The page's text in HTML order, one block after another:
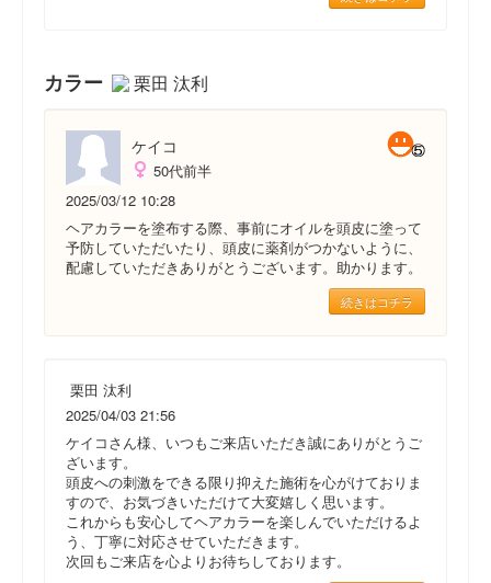
カラー 栗田 汰利
ケイコ
50代前半
2025/03/12 10:28
ヘアカラーを塗布する際、事前にオイルを頭皮に塗って
予防していただいたり、頭皮に薬剤がつかないように、
配慮していただきありがとうございます。助かります。
続きはコチラ
栗田 汰利
2025/04/03 21:56
ケイコさん様、いつもご来店いただき誠にありがとうご
ざいます。
頭皮への刺激をできる限り抑えた施術を心がけておりま
すので、お気づきいただけて大変嬉しく思います。
これからも安心してヘアカラーを楽しんでいただけるよ
う、丁寧に対応させていただきます。
次回もご来店を心よりお待ちしております。